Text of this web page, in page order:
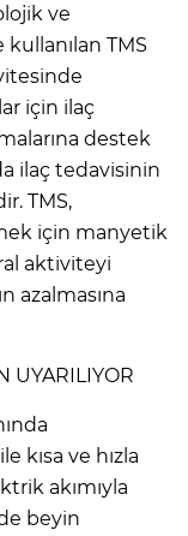
ve
TMS
için ilaç
destek
ilaç tedavisinin
TMS,
için manyetik
aktiviteyi
azalmasına
UYARILIYOR
kısa ve hızla
akımıyla
beyin